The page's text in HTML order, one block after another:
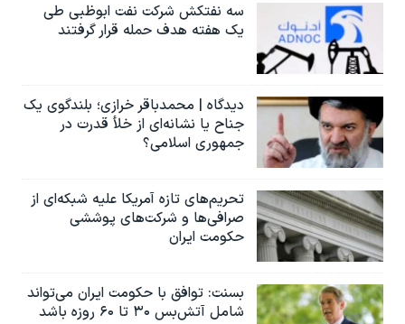
سه نفتکش شرکت نفت ابوظبی طی
یک هفته هدف حمله قرار گرفتند
دیدگاه | محمدباقر خرازی؛ بلندگوی یک
جناح یا نشانه‌ای از خلأ قدرت در
جمهوری اسلامی؟
تحریم‌های تازه آمریکا علیه شبکه‌ای از
صرافی‌ها و شرکت‌های پوششی
حکومت ایران
بسنت: توافق با حکومت ایران می‌تواند
شامل آتش‌بس ۳۰ تا ۶۰ روزه باشد